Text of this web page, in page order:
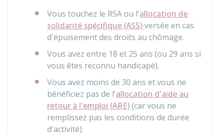
Vous touchez le RSAou l'allocation de
solidarité spécifique (ASS)versée en cas
d'épuisement des droits au chômage.
Vous avez entre 18 et 25 ans (ou 29 ans si
vous êtes reconnu handicapé).
Vous avez moins de 30 ans et vous ne
bénéficiez pas de l'allocation d'aide au
retour à l'emploi (ARE)(car vous ne
remplissez pas les conditions de durée
d'activité).